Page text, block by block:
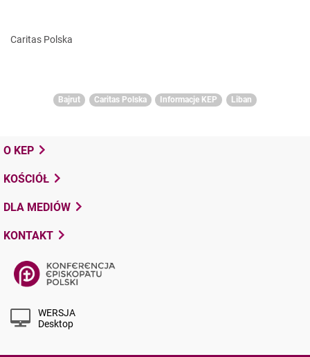
Caritas Polska
Bajrut Caritas Polska Informacje KEP Liban
O KEP
KOŚCIÓŁ
DLA MEDIÓW
KONTAKT
WERSJA
Desktop